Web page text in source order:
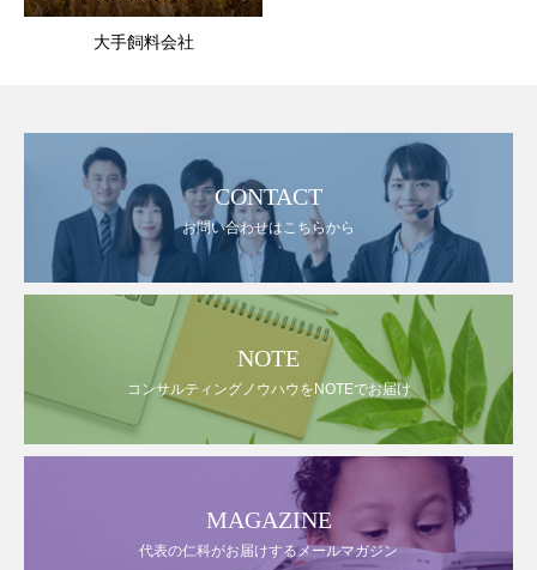
大手飼料会社
CONTACT
お問い合わせはこちらから
NOTE
コンサルティングノウハウをNOTEでお届け
MAGAZINE
代表の仁科がお届けするメールマガジン